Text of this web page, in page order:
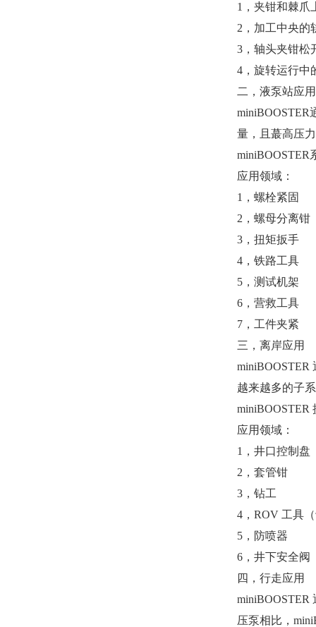
1，夹钳和棘爪
2，加工中央的
3，轴头夹钳松
4，旋转运行中
二，液泵站应用
miniBOOSTER
量，且蕞高压
miniBOOSTER
应用领域：
1，螺栓紧固
2，螺母分离钳
3，扭矩扳手
4，铁路工具
5，测试机架
6，营救工具
7，工件夹紧
三，离岸应用
miniBOOSTER
越来越多的子
miniBOOSTER
应用领域：
1，井口控制盘
2，套管钳
3，钻工
4，ROV 工具
5，防喷器
6，井下安全阀
四，行走应用
miniBOOSTER
压泵相比，